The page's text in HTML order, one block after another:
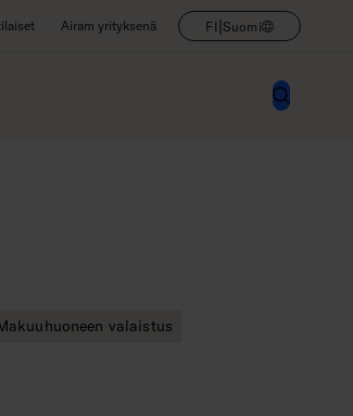
Airam yrityksenä FI |Suomi
valaistus